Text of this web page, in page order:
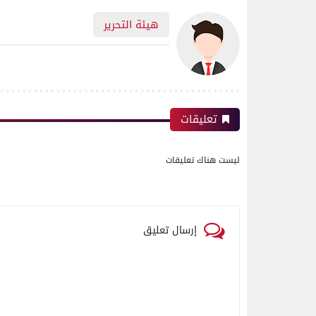
هيئة التحرير
تعليقات
ليست هناك تعليقات
إرسال تعليق